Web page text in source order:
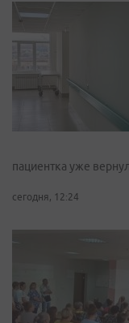
пациентка уже
сегодня, 12:24